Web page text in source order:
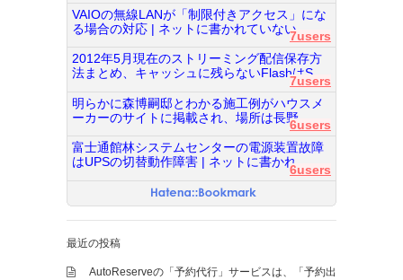
VAIOの無線LANが「制限付きアクセス」にな
る場合の対応 | ネットに書かれていない...
7users
2012年5月現在のストリーミング配信保存方
法まとめ、キャッシュに残らないFlashはS...
7users
明らかに森博嗣邸とわかる施工例がハウスメ
ーカーのサイトに掲載され、場所は長野...
6users
富士通館林システムセンターの電源装置故障
はUPSの切替動作障害 | ネットに書かれ...
6users
最近の投稿
AutoReserveの「予約代行」サービスは、「予約出